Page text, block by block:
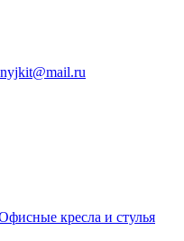
кресла и стулья